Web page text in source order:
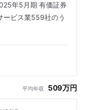
年5月期 有価証券
ービス業559社のう
平均年収 509万円